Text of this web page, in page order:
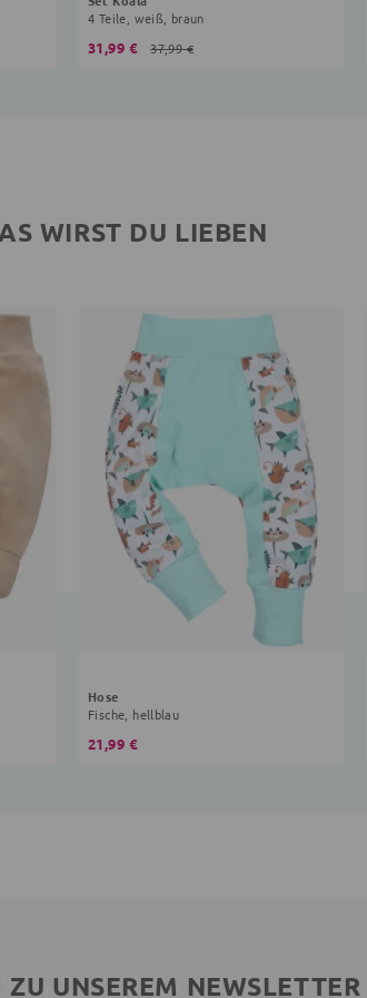
4 Teile, weiß, braun
31,99 € 37,99 €
WIRST DU LIEBEN
Hose
Fische, hellblau
21,99 €
UNSEREM